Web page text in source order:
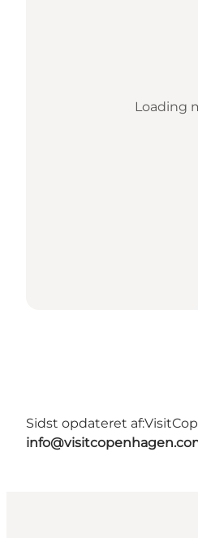
Loading
Sidst opdateret af: